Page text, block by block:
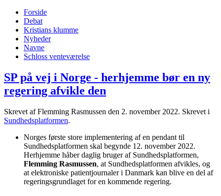
Forside
Debat
Kristians klumme
Nyheder
Navne
Schloss venteværelse
SP på vej i Norge - herhjemme bør en ny
regering afvikle den
Skrevet af Flemming Rasmussen den 2. november 2022. Skrevet i
Sundhedsplatformen.
Norges første store implementering af en pendant til
Sundhedsplatformen skal begynde 12. november 2022.
Herhjemme håber daglig bruger af Sundhedsplatformen,
Flemming Rasmussen, at Sundhedsplatformen afvikles, og
at elektroniske patientjournaler i Danmark kan blive en del af
regeringsgrundlaget for en kommende regering.